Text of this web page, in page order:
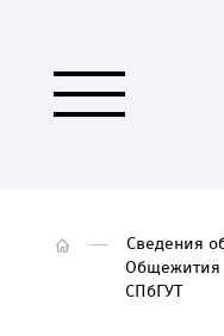
Сведения
Общежития
СПбГУТ